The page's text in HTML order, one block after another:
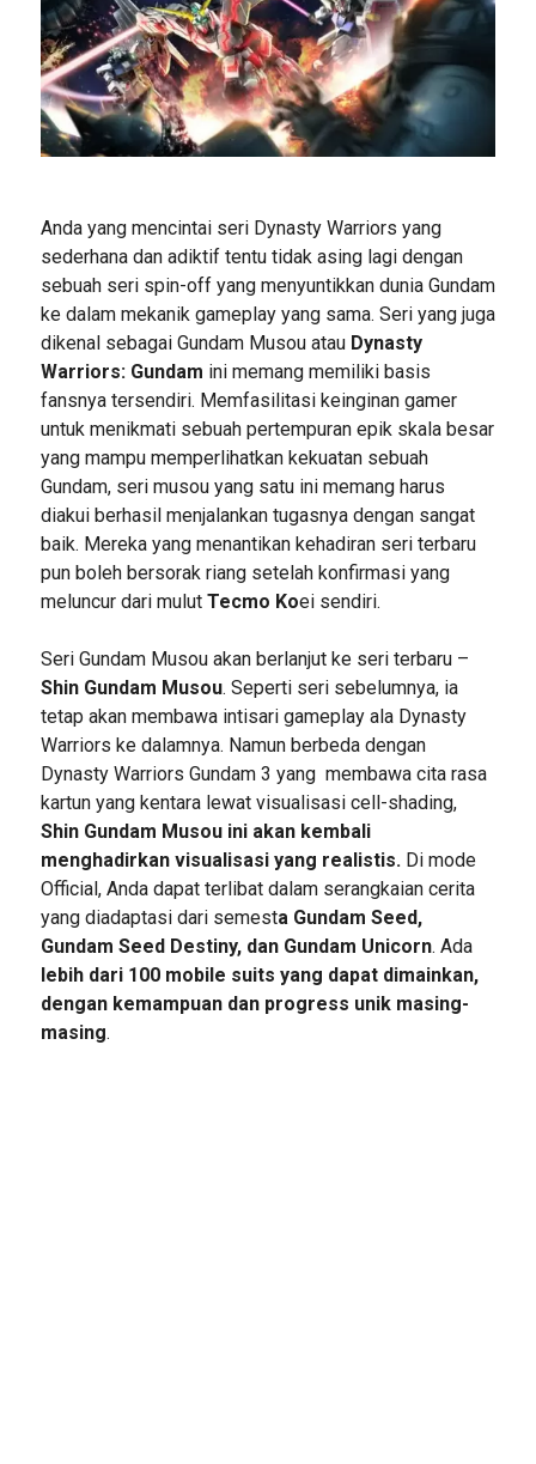
Anda yang mencintai seri Dynasty Warriors yang
sederhana dan adiktif tentu tidak asing lagi dengan
sebuah seri spin-off yang menyuntikkan dunia Gundam
ke dalam mekanik gameplay yang sama. Seri yang juga
dikenal sebagai Gundam Musou atauDynasty
Warriors: Gundam ini memang memiliki basis
fansnya tersendiri. Memfasilitasi keinginan gamer
untuk menikmati sebuah pertempuran epik skala besar
yang mampu memperlihatkan kekuatan sebuah
Gundam, seri musou yang satu ini memang harus
diakui berhasil menjalankan tugasnya dengan sangat
baik. Mereka yang menantikan kehadiran seri terbaru
pun boleh bersorak riang setelah konfirmasi yang
meluncur dari mulut Tecmo Koei sendiri.
Seri Gundam Musou akan berlanjut ke seri terbaru –
Shin Gundam Musou. Seperti seri sebelumnya, ia
tetap akan membawa intisari gameplay ala Dynasty
Warriors ke dalamnya. Namun berbeda dengan
Dynasty Warriors Gundam 3 yang membawa cita rasa
kartun yang kentara lewat visualisasi cell-shading,
Shin Gundam Musou ini akan kembali
menghadirkan visualisasi yang realistis.Di mode
Official, Anda dapat terlibat dalam serangkaian cerita
yang diadaptasi dari semesta Gundam Seed,
Gundam Seed Destiny, dan Gundam Unicorn. Ada
lebih dari 100 mobile suits yang dapat dimainkan,
dengan kemampuan dan progress unik masing-
masing.